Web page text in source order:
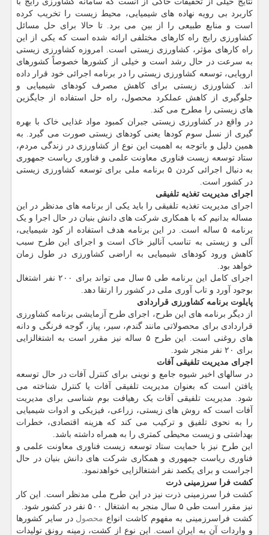
کاربرد بی رویه نهاده های شیمیایی، محیط زیست را تخریب کرده
است و منابع طبیعی را از بین می برد. تا حالا برای حل مسائل
کشاورزی رایج راه کارهای مختلفی ارائه شده است که یکی از این
راه کارهای مؤثر، کشاورزی زیستی است. امروزه کشاورزی زیستی
به سرعت در حال رشد است و خیلی از کشورها خصوصاً کشورهای
اروپایی، توسعه کشاورزی زیستی را در برنامه اجرائی خود قرار داده
اند. کشاورزی زیستی برای کاهش مصرف کودهای شیمیایی و
جلوگیری از کاهش عملکرد محصول، راه حل استفاده از جایگزین
های زیستی را مطرح می کند.
در واقع در کشاورزی زیستی جبران کمبود مواد غذایی خاک با بهره
گیری از نسل سوم کودها یعنی کودهای زیستی صورت می گیرد. به
همین دلیل و باتوجه به اهمیت این نوع از کشاورزی در زندگی مردم،
ستاد توسعه زیست فناوری معاونت علمی و فناوری ریاست جمهوری
به دنبال اجرائی کردن ۵ برنامه ملی برای توسعه کشاورزی زیستی
در کشور است.
اجرای مدیریت تغذیه تلفیقی
اجرای مدیریت تغذیه تلفیقی را باید یکی از برنامه های مدنظر در این
مساله بدانیم که با همکاری شرکت های دانش بنیان در حال اجرا و یک
برنامه ۵ ساله است. در این برنامه هدف استفاده از کود شیمیایی،
آلی و زیستی به تناسب آنالیز خاک است و اجرای این طرح سبب
کاهش ورود کودهای شیمیایی به اراضی کشاورزی در طول زمان
خواهد بود.
اجرای کامل این برنامه طی ۵ سال می تواند برای ۲۰۰ نفر اشتغال
بوجود آورد و تاب آوری ملی در کشور را ارتقا دهد.
پایلوت برنامه کشاورزی قراردادی
از دیگر برنامه های این طرح، اجرای طرح آزمایشی برنامه کشاورزی
قراردادی برای محصولاتی مانند گندم، سیر، پیاز، گوجه فرنگی و دانه
های روغنی است. این طرح ۵ ساله نیز مقرر است به اشتغالزایی
برای ۲۰ نفر منجر شود.
اجرای مدیریت تلفیقی آفات
در سالهای اخیر شیوه جامع و نوینی برای کنترل آفات در حال توسعه
یافتن است که بعنوان مدیریت تلفیقی آفات یا کنترل شناخته می
شود. مدیریت تلفیقی آفات یک رهیافت بوم شناسی برای مدیریت
آفات است که روش های زیستی، زراعی، فیزیکی و ادوات شیمیایی
را به نحوی تلفیق و ترکیب می کند که هزینه اقتصادی، خطرات
بهداشتی و زیست محیطی کمتری را به همراه داشته باشد.
این طرح نیز با حمایت ستاد توسعه زیست فناوری معاونت علمی و
فناوری ریاست جمهوری و همکاری شرکت های دانش بنیان در حال
اجراست و برای یکصد نفر اشتغالزایی خواهدنمود.
کشت فرا سرزمینی ذرت
کشت فرا سرزمینی ذرت نیز در این طرح ملی مدنظر است. این کار
نیز مقرر است طی ۵ سال منجر به اشتغال ۵۰۰ نفر در کشور شود.
کشت فراسرزمینی به مفهوم کاشت انواع محصول در سایر کشورها
و واردات آن به ایران است. این نوع از کشت، زمینه رونق تولیدات